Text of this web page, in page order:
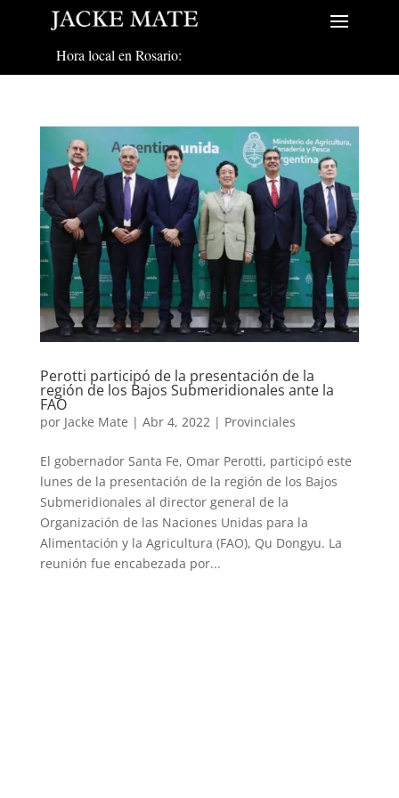
Hora local en Rosario:
Perotti participó de la presentación de la
región de los Bajos Submeridionales ante la
FAO
por Jacke Mate | Abr 4, 2022| Provinciales
El gobernador Santa Fe, Omar Perotti, participó este
lunes de la presentación de la región de los Bajos
Submeridionales al director general de la
Organización de las Naciones Unidas para la
Alimentación y la Agricultura (FAO), Qu Dongyu. La
reunión fue encabezada por...